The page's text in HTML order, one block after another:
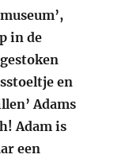
in de
en
Adams
Adam is
een